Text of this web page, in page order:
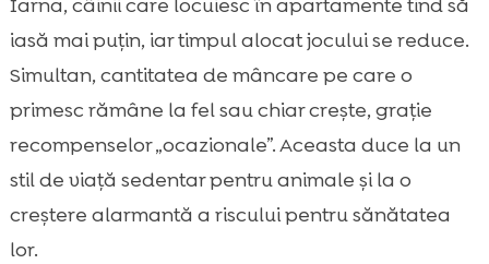


Evaluarea condiției corporale acasă: cum
ne dăm seama dacă e supraponderal
Porționare și program: baza controlului
Alegerea hranei potrivite pentru controlul
greutății (și pentru câini sensibili)
 Hrana umedă și sațietatea: cum folosim
iasă mai puțin, iar timpul alocat jocului se reduce.
Simultan, cantitatea de mâncare pe care o
primesc rămâne la fel sau chiar crește, grație
recompenselor „ocazionale”. Aceasta duce la un
stil de viață sedentar pentru animale și la o
creștere alarmantă a riscului pentru sănătatea
lor.